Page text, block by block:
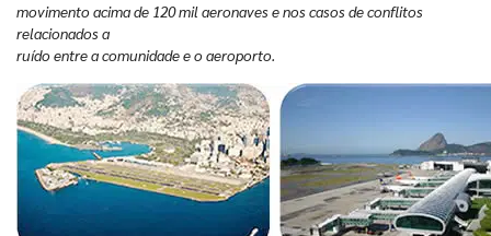
movimento acima de 120 mil aeronaves e nos casos de conflitos
relacionados a
ruído entre a comunidade e o aeroporto.